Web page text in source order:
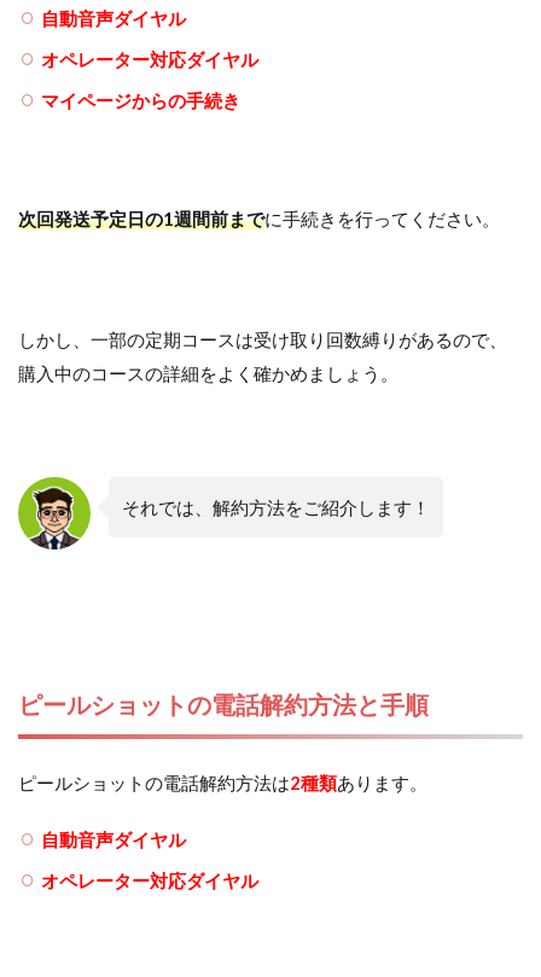
自動音声ダイヤル
オペレーター対応ダイヤル
マイページからの手続き
次回発送予定日の1週間前までに手続きを行ってください。
しかし、一部の定期コースは受け取り回数縛りがあるので、
購入中のコースの詳細をよく確かめましょう。
それでは、解約方法をご紹介します！
ピールショットの電話解約方法と手順
ピールショットの電話解約方法は2種類あります。
自動音声ダイヤル
オペレーター対応ダイヤル